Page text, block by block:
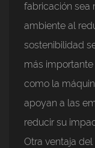
fabricación sea
ambiente al
sostenibilidad
más
como la
apoyan a las
reducir su
Otra ventaja